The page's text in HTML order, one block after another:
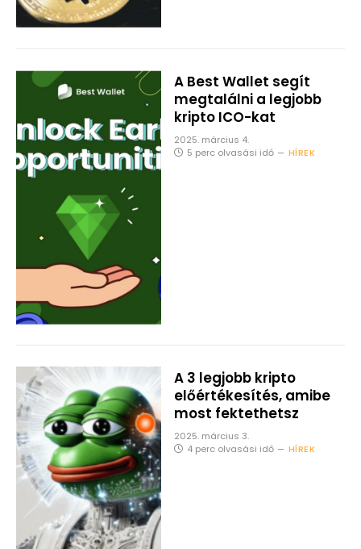
A Best Wallet segít
megtalálni a legjobb
kripto ICO-kat
2025. március 4.
5 perc olvasási idő
HÍREK
A 3 legjobb kripto
előértékesítés, amibe
most fektethetsz
2025. március 3.
4 perc olvasási idő
HÍREK